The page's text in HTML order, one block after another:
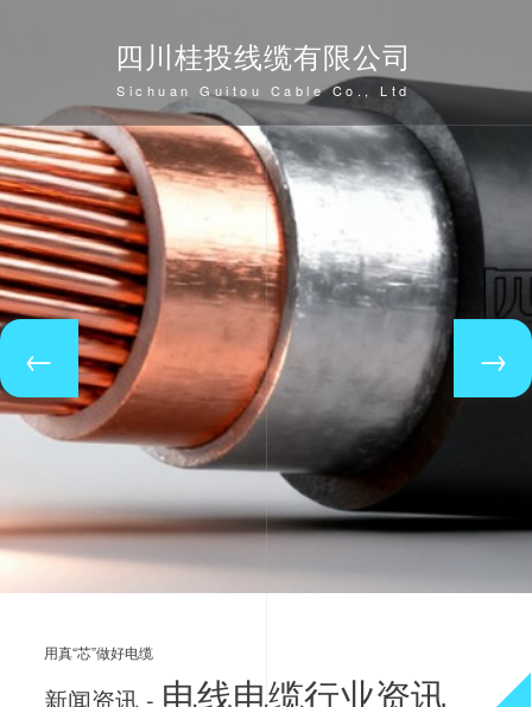
四川桂投线缆有限公司
Sichuan Guitou Cable Co., Ltd
用真“芯”做好电缆
新闻资讯 - 电线电缆行业资讯